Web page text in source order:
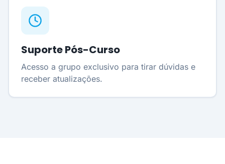
Suporte Pós-Curso
Acesso a grupo exclusivo para tirar dúvidas e
receber atualizações.